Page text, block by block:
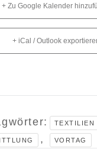
+ Zu Google Kalender
+ iCal / Outlook
TEXTILIEN
, VORTAG